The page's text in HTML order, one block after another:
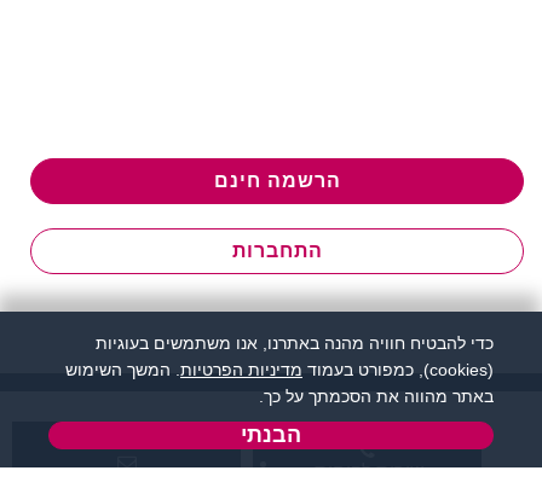
הרשמה חינם
התחברות
שירות לקוחות:
כדי להבטיח חוויה מהנה באתרנו, אנו משתמשים בעוגיות
(cookies), כמפורט בעמוד
מדיניות הפרטיות . המשך השימוש
באתר מהווה את הסכמתך על כך.
הבנתי